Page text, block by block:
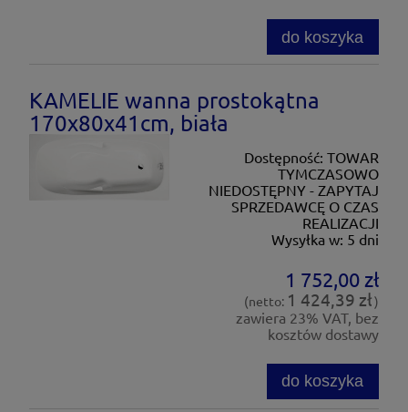
do koszyka
KAMELIE wanna prostokątna
170x80x41cm, biała
Dostępność: TOWAR
TYMCZASOWO
NIEDOSTĘPNY - ZAPYTAJ
SPRZEDAWCĘ O CZAS
REALIZACJI
Wysyłka w: 5 dni
1 752,00 zł
(netto: 1 424,39 zł)
zawiera 23% VAT, bez
kosztów dostawy
do koszyka